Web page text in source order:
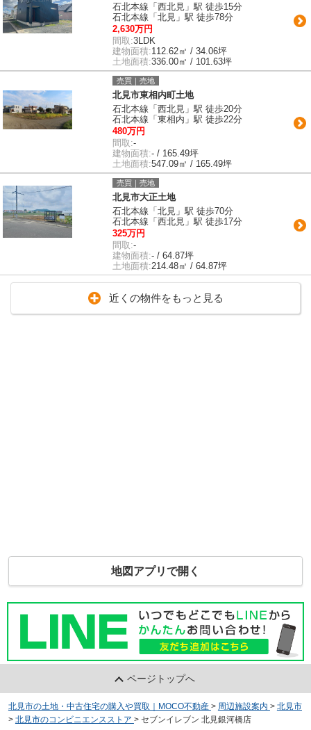
石北本線「西北見」駅 徒歩15分
石北本線「北見」駅 徒歩78分
2,630万円
間取:3LDK
建物面積:112.62㎡ / 34.06坪
土地面積:336.00㎡ / 101.63坪
売買｜売地
北見市東相内町土地
石北本線「西北見」駅 徒歩20分
石北本線「東相内」駅 徒歩22分
480万円
間取:-
建物面積:- / 165.49坪
土地面積:547.09㎡ / 165.49坪
売買｜売地
北見市大正土地
石北本線「北見」駅 徒歩70分
石北本線「西北見」駅 徒歩17分
325万円
間取:-
建物面積:- / 64.87坪
土地面積:214.48㎡ / 64.87坪
近くの物件をもっと見る
地図アプリで開く
ページトップへ
北見市の土地・中古住宅の購入や買取｜MOCO不動産 > 周辺施設案内 > 北見市
> 北見市のコンビニエンスストア > セブンイレブン 北見銀河橋店